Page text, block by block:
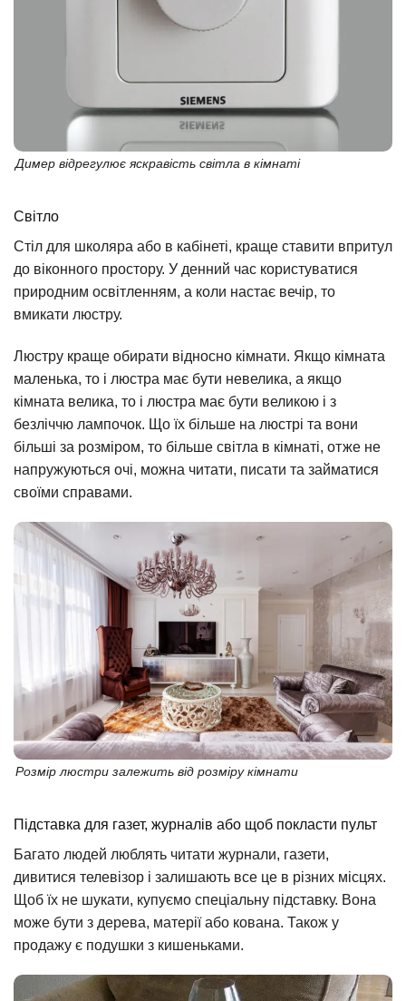
Димер відрегулює яскравість світла в кімнаті
Світло
Стіл для школяра або в кабінеті, краще ставити впритул
до віконного простору. У денний час користуватися
природним освітленням, а коли настає вечір, то
вмикати люстру.
Люстру краще обирати відносно кімнати. Якщо кімната
маленька, то і люстра має бути невелика, а якщо
кімната велика, то і люстра має бути великою і з
безліччю лампочок. Що їх більше на люстрі та вони
більші за розміром, то більше світла в кімнаті, отже не
напружуються очі, можна читати, писати та займатися
своїми справами.
Розмір люстри залежить від розміру кімнати
Підставка для газет, журналів або щоб покласти пульт
Багато людей люблять читати журнали, газети,
дивитися телевізор і залишають все це в різних місцях.
Щоб їх не шукати, купуємо спеціальну підставку. Вона
може бути з дерева, матерії або кована. Також у
продажу є подушки з кишеньками.